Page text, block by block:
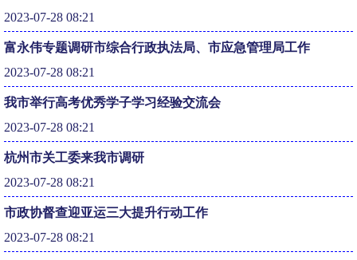
2023-07-28 08:21
富永伟专题调研市综合行政执法局、市应急管理局工作
2023-07-28 08:21
我市举行高考优秀学子学习经验交流会
2023-07-28 08:21
杭州市关工委来我市调研
2023-07-28 08:21
市政协督查迎亚运三大提升行动工作
2023-07-28 08:21